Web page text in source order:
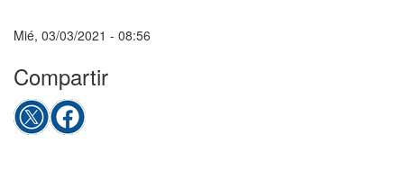
Mié, 03/03/2021 - 08:56
Compartir